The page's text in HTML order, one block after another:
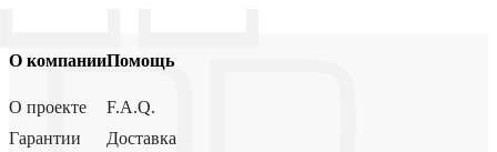
О компании
О проекте
Гарантии
Помощь
F.A.Q.
Доставка